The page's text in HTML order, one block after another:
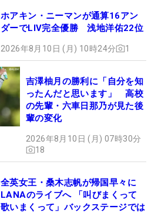
ホアキン・ニーマンが通算16アン
ダーでLIV完全優勝 浅地洋佑22位
2026年8月10日 (月) 10時24分 1
吉澤柚月の勝利に「自分を知
ったんだと思います」 高校
の先輩・六車日那乃が見た後
輩の変化
2026年8月10日 (月) 07時30分
18
全英女王・桑木志帆が帰国早々に
LANAのライブへ 「叫びまくって
歌いまくって」バックステージでは